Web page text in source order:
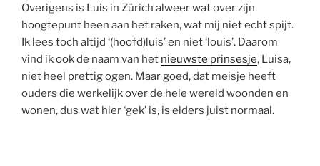
Overigens is Luis in Zürich alweer wat over zijn
hoogtepunt heen aan het raken, wat mij niet echt spijt.
Ik lees toch altijd ‘(hoofd)luis’ en niet ‘louis’. Daarom
vind ik ook de naam van het nieuwste prinsesje, Luisa,
niet heel prettig ogen. Maar goed, dat meisje heeft
ouders die werkelijk over de hele wereld woonden en
wonen, dus wat hier ‘gek’ is, is elders juist normaal.